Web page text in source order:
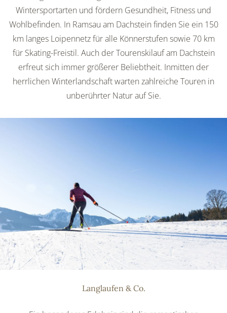
Wintersportarten und fördern Gesundheit, Fitness und
Wohlbefinden. In Ramsau am Dachstein finden Sie ein 150
km langes Loipennetz für alle Könnerstufen sowie 70 km
für Skating-Freistil. Auch der Tourenskilauf am Dachstein
erfreut sich immer größerer Beliebtheit. Inmitten der
herrlichen Winterlandschaft warten zahlreiche Touren in
unberührter Natur auf Sie.
Langlaufen & Co.